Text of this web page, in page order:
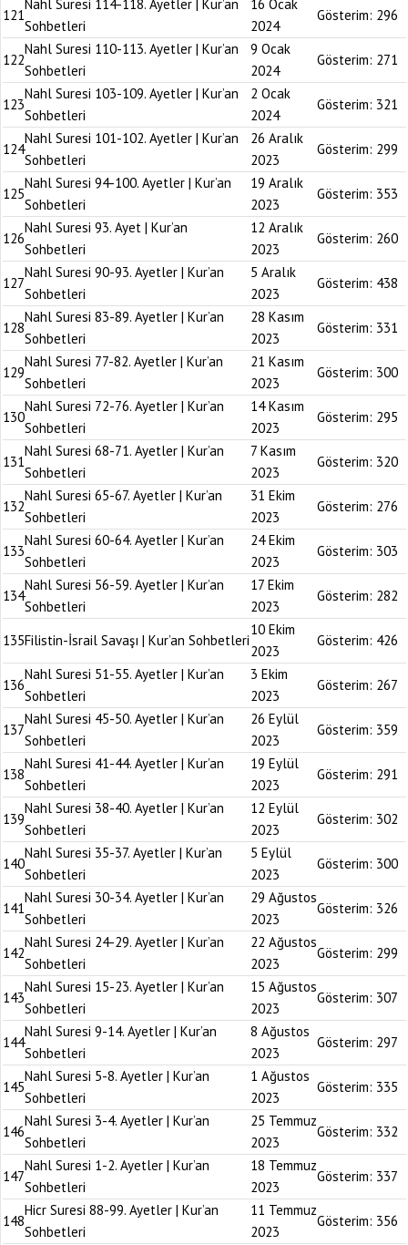
121
Nahl Suresi 114-118. Ayetler | Kur’an
Sohbetleri
16 Ocak
2024
Gösterim: 296
122
Nahl Suresi 110-113. Ayetler | Kur’an
Sohbetleri
9 Ocak
2024
Gösterim: 271
123
Nahl Suresi 103-109. Ayetler | Kur’an
Sohbetleri
2 Ocak
2024
Gösterim: 321
124
Nahl Suresi 101-102. Ayetler | Kur’an
Sohbetleri
26 Aralık
2023
Gösterim: 299
125
Nahl Suresi 94-100. Ayetler | Kur’an
Sohbetleri
19 Aralık
2023
Gösterim: 353
126
Nahl Suresi 93. Ayet | Kur’an
Sohbetleri
12 Aralık
2023
Gösterim: 260
127
Nahl Suresi 90-93. Ayetler | Kur’an
Sohbetleri
5 Aralık
2023
Gösterim: 438
128
Nahl Suresi 83-89. Ayetler | Kur’an
Sohbetleri
28 Kasım
2023
Gösterim: 331
129
Nahl Suresi 77-82. Ayetler | Kur’an
Sohbetleri
21 Kasım
2023
Gösterim: 300
130
Nahl Suresi 72-76. Ayetler | Kur’an
Sohbetleri
14 Kasım
2023
Gösterim: 295
131
Nahl Suresi 68-71. Ayetler | Kur’an
Sohbetleri
7 Kasım
2023
Gösterim: 320
132
Nahl Suresi 65-67. Ayetler | Kur’an
Sohbetleri
31 Ekim
2023
Gösterim: 276
133
Nahl Suresi 60-64. Ayetler | Kur’an
Sohbetleri
24 Ekim
2023
Gösterim: 303
134
Nahl Suresi 56-59. Ayetler | Kur’an
Sohbetleri
17 Ekim
2023
Gösterim: 282
135Filistin-İsrail Savaşı | Kur’an Sohbetleri
10 Ekim
2023
Gösterim: 426
136
Nahl Suresi 51-55. Ayetler | Kur’an
Sohbetleri
3 Ekim
2023
Gösterim: 267
137
Nahl Suresi 45-50. Ayetler | Kur’an
Sohbetleri
26 Eylül
2023
Gösterim: 359
138
Nahl Suresi 41-44. Ayetler | Kur’an
Sohbetleri
19 Eylül
2023
Gösterim: 291
139
Nahl Suresi 38-40. Ayetler | Kur’an
Sohbetleri
12 Eylül
2023
Gösterim: 302
140
Nahl Suresi 35-37. Ayetler | Kur’an
Sohbetleri
5 Eylül
2023
Gösterim: 300
141
Nahl Suresi 30-34. Ayetler | Kur’an
Sohbetleri
29 Ağustos
2023
Gösterim: 326
142
Nahl Suresi 24-29. Ayetler | Kur’an
Sohbetleri
22 Ağustos
2023
Gösterim: 299
143
Nahl Suresi 15-23. Ayetler | Kur’an
Sohbetleri
15 Ağustos
2023
Gösterim: 307
144
Nahl Suresi 9-14. Ayetler | Kur’an
Sohbetleri
8 Ağustos
2023
Gösterim: 297
145
Nahl Suresi 5-8. Ayetler | Kur’an
Sohbetleri
1 Ağustos
2023
Gösterim: 335
146
Nahl Suresi 3-4. Ayetler | Kur’an
Sohbetleri
25 Temmuz
2023
Gösterim: 332
147
Nahl Suresi 1-2. Ayetler | Kur’an
Sohbetleri
18 Temmuz
2023
Gösterim: 337
148
Hicr Suresi 88-99. Ayetler | Kur’an
Sohbetleri
11 Temmuz
2023
Gösterim: 356